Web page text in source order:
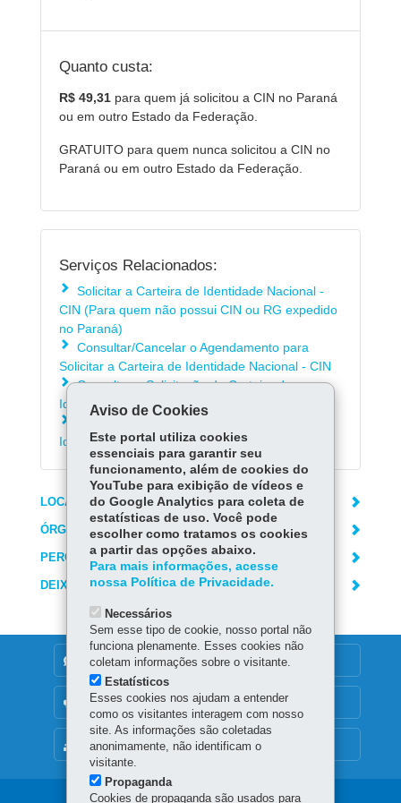
Quanto custa:
R$ 49,31 para quem já solicitou a CIN no Paraná
ou em outro Estado da Federação.
GRATUITO para quem nunca solicitou a CIN no
Paraná ou em outro Estado da Federação.
Serviços Relacionados:
Solicitar a Carteira de Identidade Nacional -
CIN (Para quem não possui CIN ou RG expedido
no Paraná)
Consultar/Cancelar o Agendamento para
Solicitar a Carteira de Identidade Nacional - CIN
Consultar a Solicitação da Carteira de
Identidade Nacional (CIN)
Identidade Nacional (CIN)
LOCAIS DE ATENDIMENTO
ÓRGÃO RESPONSÁVEL
PERGUNTAS FREQUENTES
DEIXE SUA OPINIÃO
MAPA DO SITE
DENUNCIE CORRUPÇÃO
OUVIDORIA
Aviso de Cookies
Este portal utiliza cookies
essenciais para garantir seu
funcionamento, além de cookies do
YouTube para exibição de vídeos e
do Google Analytics para coleta de
estatísticas de uso. Você pode
escolher como tratamos os cookies
a partir das opções abaixo.
Para mais informações, acesse
nossa Política de Privacidade.
Necessários
Sem esse tipo de cookie, nosso portal não
funciona plenamente. Esses cookies não
coletam informações sobre o visitante.
Estatísticos
Esses cookies nos ajudam a entender
como os visitantes interagem com nosso
site. As informações são coletadas
anonimamente, não identificam o
visitante.
Propaganda
Cookies de propaganda são usados para